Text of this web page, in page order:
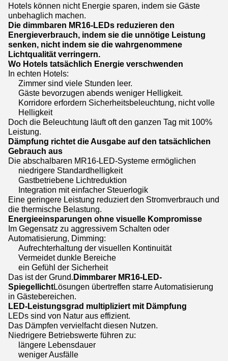
Hotels können nicht Energie sparen, indem sie Gäste
unbehaglich machen.
Die dimmbaren MR16-LEDs reduzieren den
Energieverbrauch, indem sie die unnötige Leistung
senken, nicht indem sie die wahrgenommene
Lichtqualität verringern.
Wo Hotels tatsächlich Energie verschwenden
In echten Hotels:
Zimmer sind viele Stunden leer.
Gäste bevorzugen abends weniger Helligkeit.
Korridore erfordern Sicherheitsbeleuchtung, nicht volle
Helligkeit
Doch die Beleuchtung läuft oft den ganzen Tag mit 100%
Leistung.
Dämpfung richtet die Ausgabe auf den tatsächlichen
Gebrauch aus
Die abschalbaren MR16-LED-Systeme ermöglichen
niedrigere Standardhelligkeit
Gastbetriebene Lichtreduktion
Integration mit einfacher Steuerlogik
Eine geringere Leistung reduziert den Stromverbrauch und
die thermische Belastung.
Energieeinsparungen ohne visuelle Kompromisse
Im Gegensatz zu aggressivem Schalten oder
Automatisierung, Dimming:
Aufrechterhaltung der visuellen Kontinuität
Vermeidet dunkle Bereiche
ein Gefühl der Sicherheit
Das ist der Grund.Dimmbarer MR16-LED-
SpiegellichtLösungen übertreffen starre Automatisierung
in Gästebereichen.
LED-Leistungsgrad multipliziert mit Dämpfung
LEDs sind von Natur aus effizient.
Das Dämpfen vervielfacht diesen Nutzen.
Niedrigere Betriebswerte führen zu:
längere Lebensdauer
weniger Ausfälle